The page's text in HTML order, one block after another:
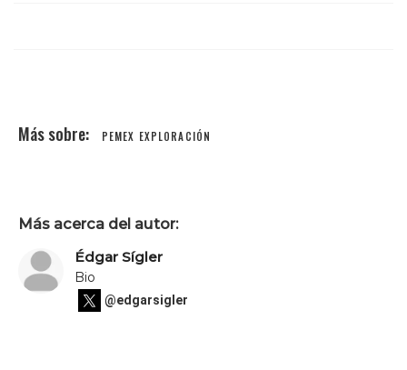
PEMEX EXPLORACIÓN
Más acerca del autor:
Édgar Sígler
Bio
@edgarsigler